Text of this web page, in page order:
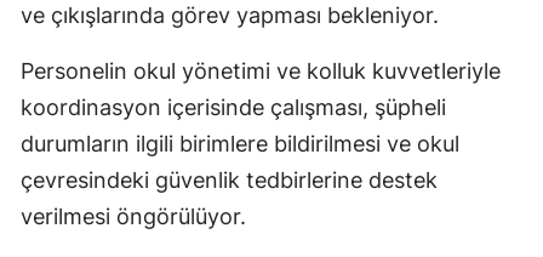
ve çıkışlarında görev yapması bekleniyor.
Personelin okul yönetimi ve kolluk kuvvetleriyle
koordinasyon içerisinde çalışması, şüpheli
durumların ilgili birimlere bildirilmesi ve okul
çevresindeki güvenlik tedbirlerine destek
verilmesi öngörülüyor.